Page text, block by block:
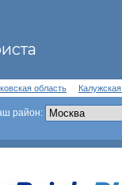
область
район: